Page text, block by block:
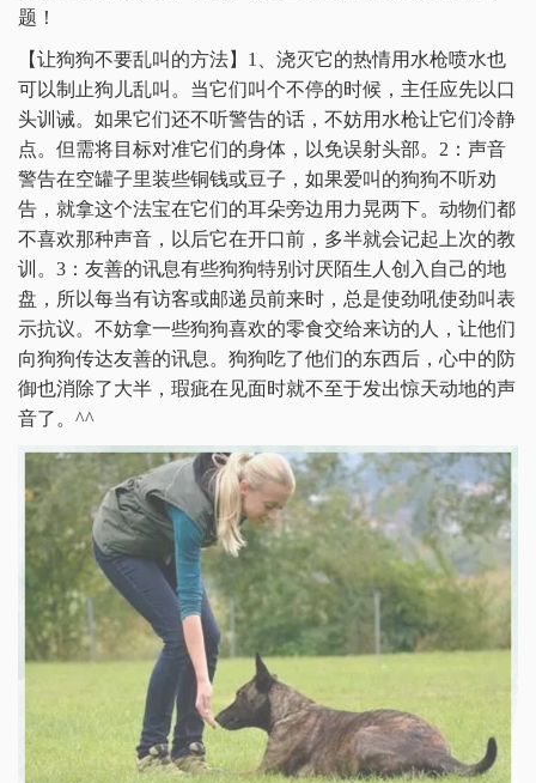
题！
【让狗狗不要乱叫的方法】1、浇灭它的热情用水枪喷水也
可以制止狗儿乱叫。当它们叫个不停的时候，主任应先以口
头训诫。如果它们还不听警告的话，不妨用水枪让它们冷静
点。但需将目标对准它们的身体，以免误射头部。2：声音
警告在空罐子里装些铜钱或豆子，如果爱叫的狗狗不听劝
告，就拿这个法宝在它们的耳朵旁边用力晃两下。动物们都
不喜欢那种声音，以后它在开口前，多半就会记起上次的教
训。3：友善的讯息有些狗狗特别讨厌陌生人创入自己的地
盘，所以每当有访客或邮递员前来时，总是使劲吼使劲叫表
示抗议。不妨拿一些狗狗喜欢的零食交给来访的人，让他们
向狗狗传达友善的讯息。狗狗吃了他们的东西后，心中的防
御也消除了大半，瑕疵在见面时就不至于发出惊天动地的声
音了。^^